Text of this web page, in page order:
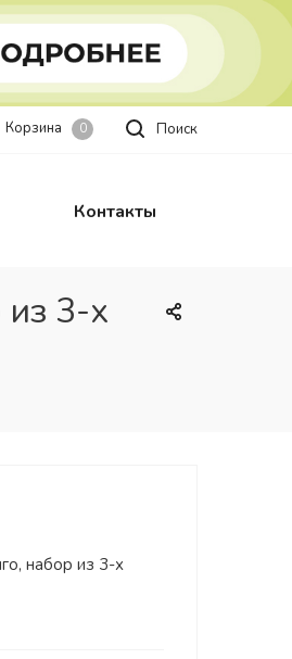
Поиск
Корзина 0
Контакты
3-х
набор из 3-х